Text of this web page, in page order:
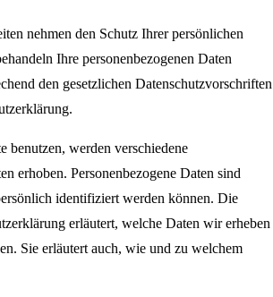
nehmen den Schutz Ihrer persönlichen
Ihre personenbezogenen Daten
den gesetzlichen Datenschutzvorschriften
benutzen, werden verschiedene
erhoben. Personenbezogene Daten sind
identifiziert werden können. Die
erläutert, welche Daten wir erheben
Sie erläutert auch, wie und zu welchem